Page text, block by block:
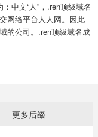
中文“人”，.ren顶级域名
网络平台人人网。因此
的公司。.ren顶级域名成
更多后缀